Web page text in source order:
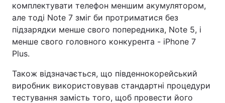
комплектувати телефон меншим акумулятором,
але тоді Note 7 зміг би протриматися без
підзарядки менше свого попередника, Note 5, і
менше свого головного конкурента - iPhone 7
Plus.
Також відзначається, що південнокорейський
виробник використовував стандартні процедури
тестування замість того, щоб провести його